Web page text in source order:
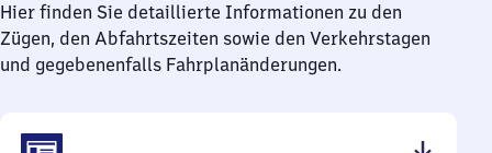
Hier finden Sie detaillierte Informationen zu den
Zügen, den Abfahrtszeiten sowie den Verkehrstagen
und gegebenenfalls Fahrplanänderungen.